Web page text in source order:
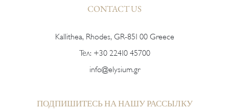
CONTACT US
Kallithea, Rhodes, GR-851 00 Greece
Тел: +30 22410 45700
info@elysium.gr
ПОДПИШИТЕСЬ НА НАШУ РАССЫЛКУ